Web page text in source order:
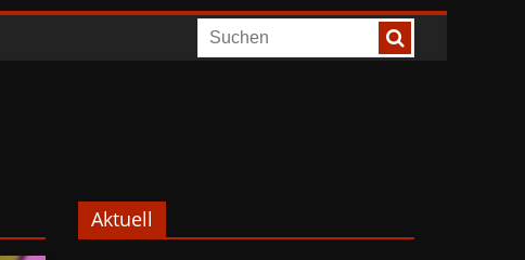
Aktuell